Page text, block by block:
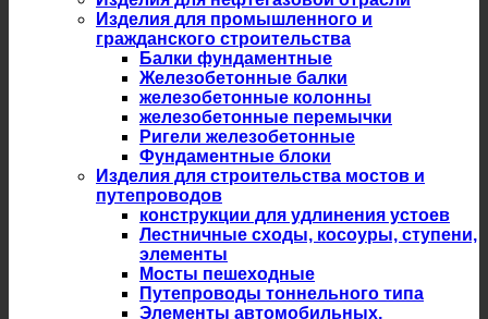
Изделия для промышленного и
гражданского строительства
Балки фундаментные
Железобетонные балки
железобетонные колонны
железобетонные перемычки
Ригели железобетонные
Фундаментные блоки
Изделия для строительства мостов и
путепроводов
конструкции для удлинения устоев
Лестничные сходы, косоуры, ступени,
элементы
Мосты пешеходные
Путепроводы тоннельного типа
Элементы автомобильных,